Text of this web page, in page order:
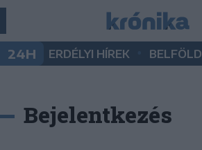
24H ERDÉLYI HÍREK BELFÖLD
Bejelentkezés